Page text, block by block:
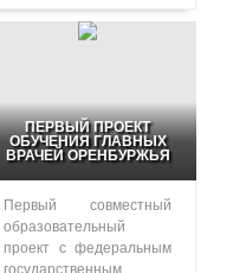
ПЕРВЫЙ ПРОЕКТ
ОБУЧЕНИЯ ГЛАВНЫХ
ВРАЧЕЙ ОРЕНБУРЖЬЯ
Первый совместный
образовательный
проект с федеральным